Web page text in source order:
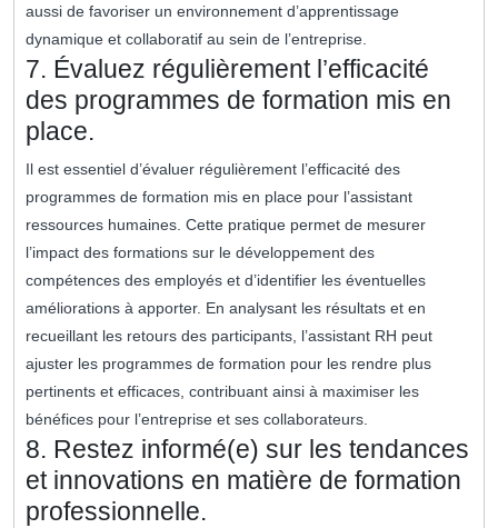
aussi de favoriser un environnement d’apprentissage
dynamique et collaboratif au sein de l’entreprise.
7. Évaluez régulièrement l’efficacité
des programmes de formation mis en
place.
Il est essentiel d’évaluer régulièrement l’efficacité des
programmes de formation mis en place pour l’assistant
ressources humaines. Cette pratique permet de mesurer
l’impact des formations sur le développement des
compétences des employés et d’identifier les éventuelles
améliorations à apporter. En analysant les résultats et en
recueillant les retours des participants, l’assistant RH peut
ajuster les programmes de formation pour les rendre plus
pertinents et efficaces, contribuant ainsi à maximiser les
bénéfices pour l’entreprise et ses collaborateurs.
8. Restez informé(e) sur les tendances
et innovations en matière de formation
professionnelle.